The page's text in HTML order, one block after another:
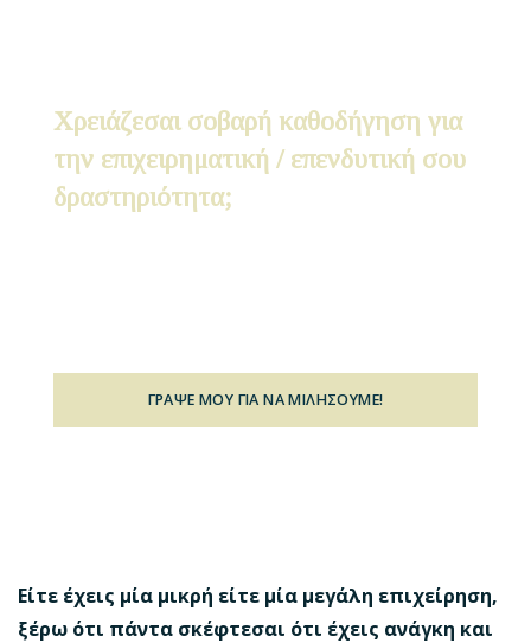
Χρειάζεσαι σοβαρή καθοδήγηση για
την επιχειρηματική / επενδυτική σου
δραστηριότητα;
ΓΡΑΨΕ ΜΟΥ ΓΙΑ ΝΑ ΜΙΛΗΣΟΥΜΕ!
Είτε έχεις μία μικρή είτε μία μεγάλη επιχείρηση,
ξέρω ότι πάντα σκέφτεσαι ότι έχεις ανάγκη και